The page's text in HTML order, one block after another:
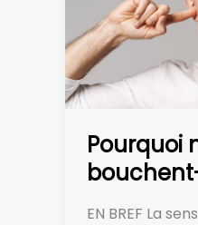
Pourquoi
EN BREF La
bouchent-
elles ?